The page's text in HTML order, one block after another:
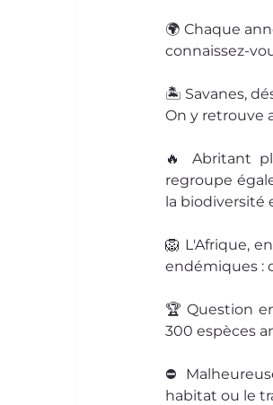
🌍 Chaque
connaissez-
🏝 Savanes,
On y retrouve
🔥 Abritant
regroupe
la biodiversité
🦁 L'Afrique,
endémiques :
🏆 Question
300 espèces
⛔
habitat ou le